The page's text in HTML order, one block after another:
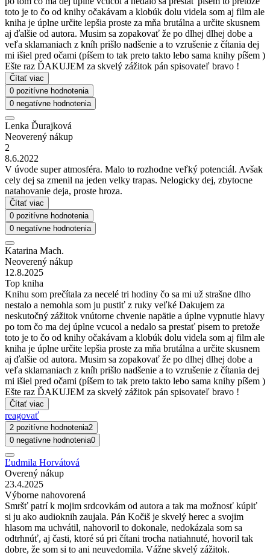
toto je to čo od knihy očakávam a klobúk dolu videla som aj film ale
kniha je úplne určite lepšia proste za mňa brutálna a určite skusnem
aj ďalšie od autora. Musim sa zopakovať že po dlhej dlhej dobe a
veľa sklamaniach z kníh prišlo nadšenie a to vzrušenie z čítania dej
mi išiel pred očami (píšem to tak preto takto lebo sama knihy píšem )
Ešte raz ĎAKUJEM za skvelý zážitok pán spisovateľ bravo !
Čítať viac
0 pozitívne hodnotenia
0 negatívne hodnotenia
Lenka Ďurajková
Neoverený nákup
2
8.6.2022
V úvode super atmosféra. Malo to rozhodne veľký potenciál. Avšak
cely dej sa zmenil na jeden velky trapas. Nelogicky dej, zbytocne
natahovanie deja, proste hroza.
Čítať viac
0 pozitívne hodnotenia
0 negatívne hodnotenia
Katarina Mach.
Neoverený nákup
12.8.2025
Top kniha
Knihu som prečítala za necelé tri hodiny čo sa mi už strašne dlho
nestalo a nemohla som ju pustiť z ruky veľké Dakujem za
neskutočný zážitok vnútorne chvenie napätie a úplne vypnutie hlavy
po tom čo ma dej úplne vcucol a nedalo sa prestať pisem to pretože
toto je to čo od knihy očakávam a klobúk dolu videla som aj film ale
kniha je úplne určite lepšia proste za mňa brutálna a určite skusnem
aj ďalšie od autora. Musim sa zopakovať že po dlhej dlhej dobe a
veľa sklamaniach z kníh prišlo nadšenie a to vzrušenie z čítania dej
mi išiel pred očami (píšem to tak preto takto lebo sama knihy píšem )
Ešte raz ĎAKUJEM za skvelý zážitok pán spisovateľ bravo !
Čítať viac
reagovať
2 pozitívne hodnotenia2
0 negatívne hodnotenia0
Ľudmila Horvátová
Overený nákup
23.4.2025
Výborne nahovorená
Smršť patrí k mojim srdcovkám od autora a tak ma možnosť kúpiť
si ju ako audioknih zaujala. Pán Kočiš je skvelý herec a svojim
hlasom ma uchvátil, nahovoril to dokonale, nedokázala som sa
odtrhnúť, aj časti, ktoré sú pri čítani trocha natiahnuté, hovoril tak
dobre, že som si to ani neuvedomila. Vážne skvelý zážitok.